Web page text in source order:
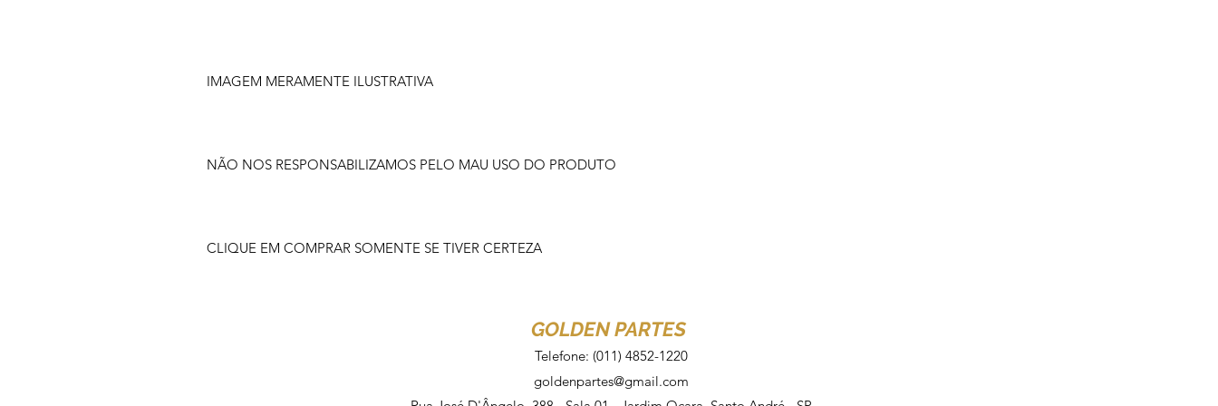
IMAGEM MERAMENTE ILUSTRATIVA
NÃO NOS RESPONSABILIZAMOS PELO MAU USO DO PRODUTO
CLIQUE EM COMPRAR SOMENTE SE TIVER CERTEZA
GOLDEN PARTES
Telefone: (011) 4852-1220
goldenpartes@gmail.com